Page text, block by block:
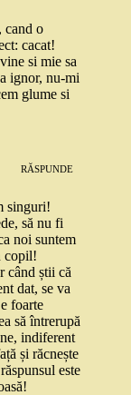
cand o
cacat!
si mie sa
ignor, nu-mi
glume si
RĂSPUNDE
singuri!
să nu fi
noi suntem
copil!
când știi că
dat, se va
foarte
să întrerupă
indiferent
și răcnește
este